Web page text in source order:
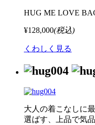
HUG ME LOVE
¥128,000(税込)
くわしく見る
大人の着こなしに
選ばす、上品で気